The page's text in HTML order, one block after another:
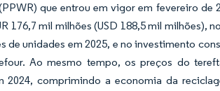
que entrou em vigor em fevereiro de
176,7 mil milhões (USD 188,5 mil milhões),
unidades em 2025, e no investimento
Ao mesmo tempo, os preços do
comprimindo a economia da